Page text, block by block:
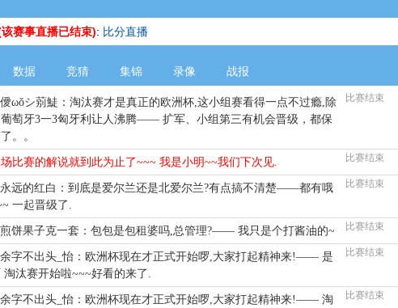
赛事直播已结束): 比分直播
数据 竞猜 集锦 录像 战报
ωǒシ莂鯐：淘汰赛才是真正的欧洲杯,这小组赛看得一点不过瘾,除
萄牙3一3匈牙利让人沸腾—— 扩军、小组第三有机会晋级，都保
。。
比赛结束
比赛的解说就到此为止了~~~ 我是小明~~我们下次见. 比赛结束
远的红白：到底是爱尔兰还是北爱尔兰?有点搞不清楚——都有哦
一起晋级了.
比赛结束
饼果子克一套：包包是包租婆吗,总管理?—— 我只是个打酱油的~ 比赛结束
字不出头_怡：欧洲杯现在才正式开始啰,大家打起精神来!—— 是
淘汰赛开始啦~~~好看的来了.
比赛结束
字不出头_怡：欧洲杯现在才正式开始啰,大家打起精神来!—— 淘
比赛结束